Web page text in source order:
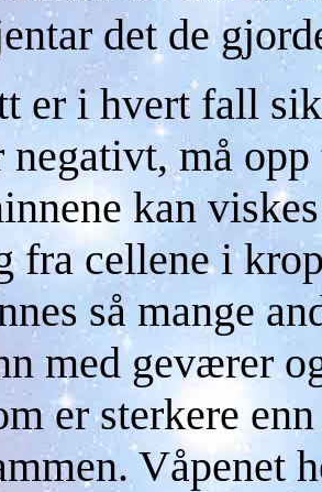
det de
er i hvert fall
negativt, må
kan
fra cellene i
så mange
med geværer
er sterkere
Våpenet